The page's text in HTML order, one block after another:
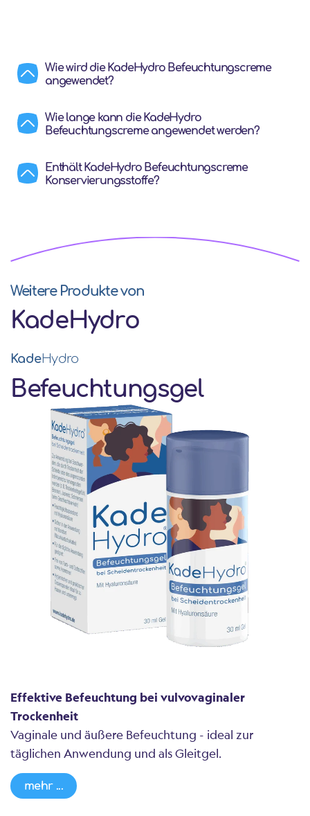
Wie wird die KadeHydro Befeuchtungscreme
angewendet?
Wie lange kann die KadeHydro
Befeuchtungscreme angewendet werden?
Enthält KadeHydro Befeuchtungscreme
Konservierungsstoffe?
Weitere Produkte von
KadeHydro
KadeHydro
Befeuchtungsgel
Effektive Befeuchtung bei vulvovaginaler
Trockenheit
Vaginale und äußere Befeuchtung - ideal zur
täglichen Anwendung und als Gleitgel.
mehr ...